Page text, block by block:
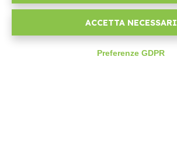
Blog
AZIENDA
ACCETTA NECESSARI
Preferenze GDPR